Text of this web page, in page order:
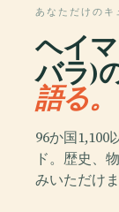
あなただけのキ
ヘイ
バラ)
語る。
96か国1,100
ド。歴史、
みいただけま